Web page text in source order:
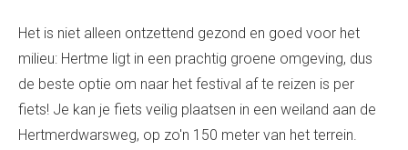
Het is niet alleen ontzettend gezond en goed voor het
milieu: Hertme ligt in een prachtig groene omgeving, dus
de beste optie om naar het festival af te reizen is per
fiets! Je kan je fiets veilig plaatsen in een weiland aan de
Hertmerdwarsweg, op zo'n 150 meter van het terrein.